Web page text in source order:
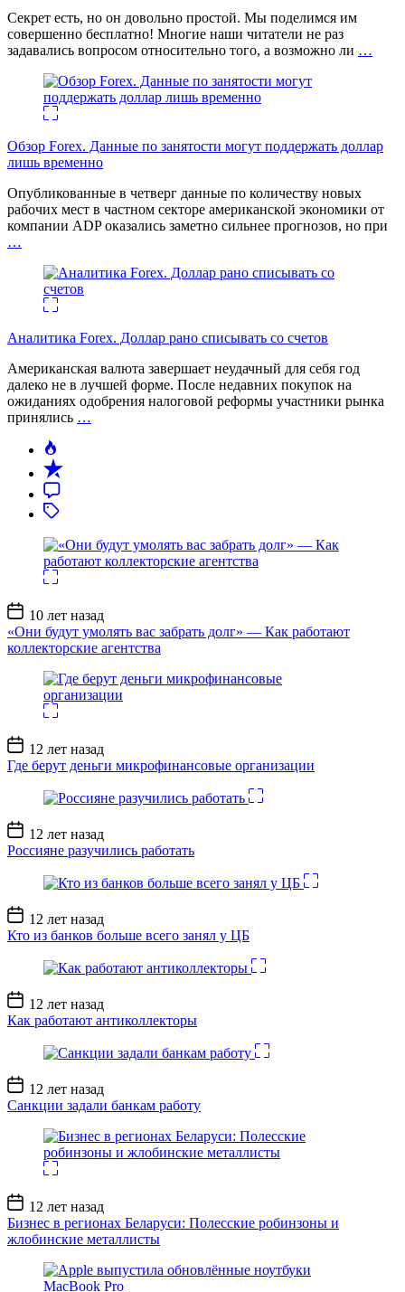
Секрет есть, но он довольно простой. Мы поделимся им
совершенно бесплатно! Многие наши читатели не раз
задавались вопросом относительно того, а возможно ли …
Обзор Forex. Данные по занятости могут поддержать доллар
лишь временно
Опубликованные в четверг данные по количеству новых
рабочих мест в частном секторе американской экономики от
компании ADP оказались заметно сильнее прогнозов, но при
…
Аналитика Forex. Доллар рано списывать со счетов
Американская валюта завершает неудачный для себя год
далеко не в лучшей форме. После недавних покупок на
ожиданиях одобрения налоговой реформы участники рынка
принялись …
Дата
записи
10 лет назад
«Они будут умолять вас забрать долг» — Как работают
коллекторские агентства
Дата
записи
12 лет назад
Где берут деньги микрофинансовые организации
Дата
записи
12 лет назад
Россияне разучились работать
Дата
записи
12 лет назад
Кто из банков больше всего занял у ЦБ
Дата
записи
12 лет назад
Как работают антиколлекторы
Дата
записи
12 лет назад
Санкции задали банкам работу
Дата
записи
12 лет назад
Бизнес в регионах Беларуси: Полесские робинзоны и
жлобинские металлисты